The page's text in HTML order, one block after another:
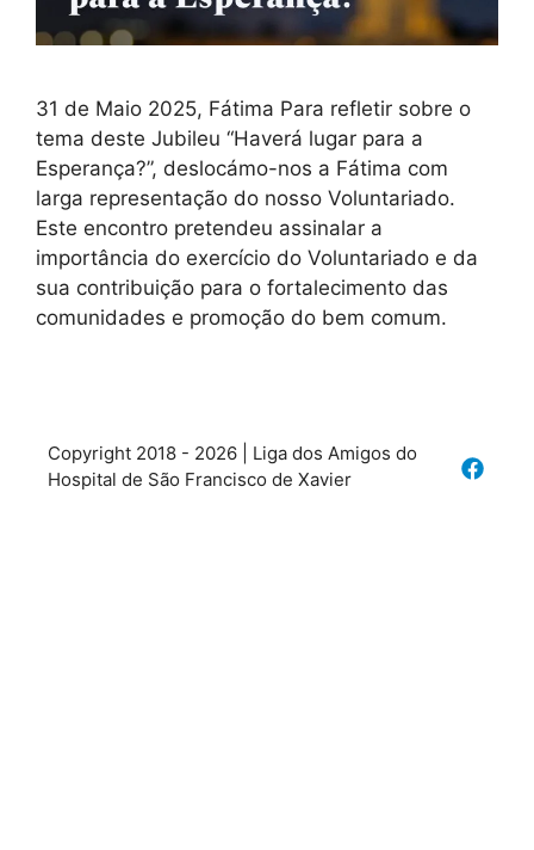
31 de Maio 2025, Fátima Para refletir sobre o
tema deste Jubileu “Haverá lugar para a
Esperança?”, deslocámo-nos a Fátima com
larga representação do nosso Voluntariado.
Este encontro pretendeu assinalar a
importância do exercício do Voluntariado e da
sua contribuição para o fortalecimento das
comunidades e promoção do bem comum.
Copyright 2018 - 2026 | Liga dos Amigos do
Hospital de São Francisco de Xavier